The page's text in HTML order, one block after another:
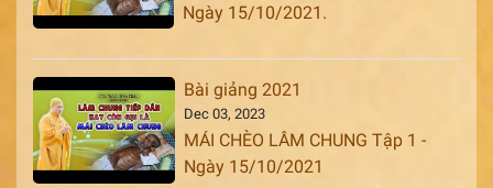
Ngày 15/10/2021.
Bài giảng 2021
Dec 03, 2023
MÁI CHÈO LÂM CHUNG Tập 1 -
Ngày 15/10/2021